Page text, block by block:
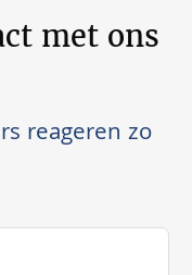
met ons
reageren zo